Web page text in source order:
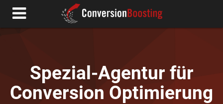
Spezial-Agentur für
Conversion Optimierung